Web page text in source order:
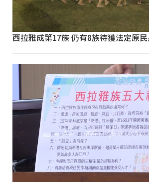
西拉雅成第17族 仍有8族待獲法定原